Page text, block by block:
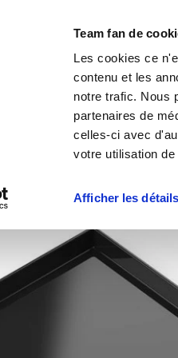
Team fan de
Les cookies ce
contenu et les
notre trafic. Nous
partenaires de
celles-ci avec
votre utilisation
Afficher les détails
USTENSILES ÉPICERIE
Moule en silicone pour la